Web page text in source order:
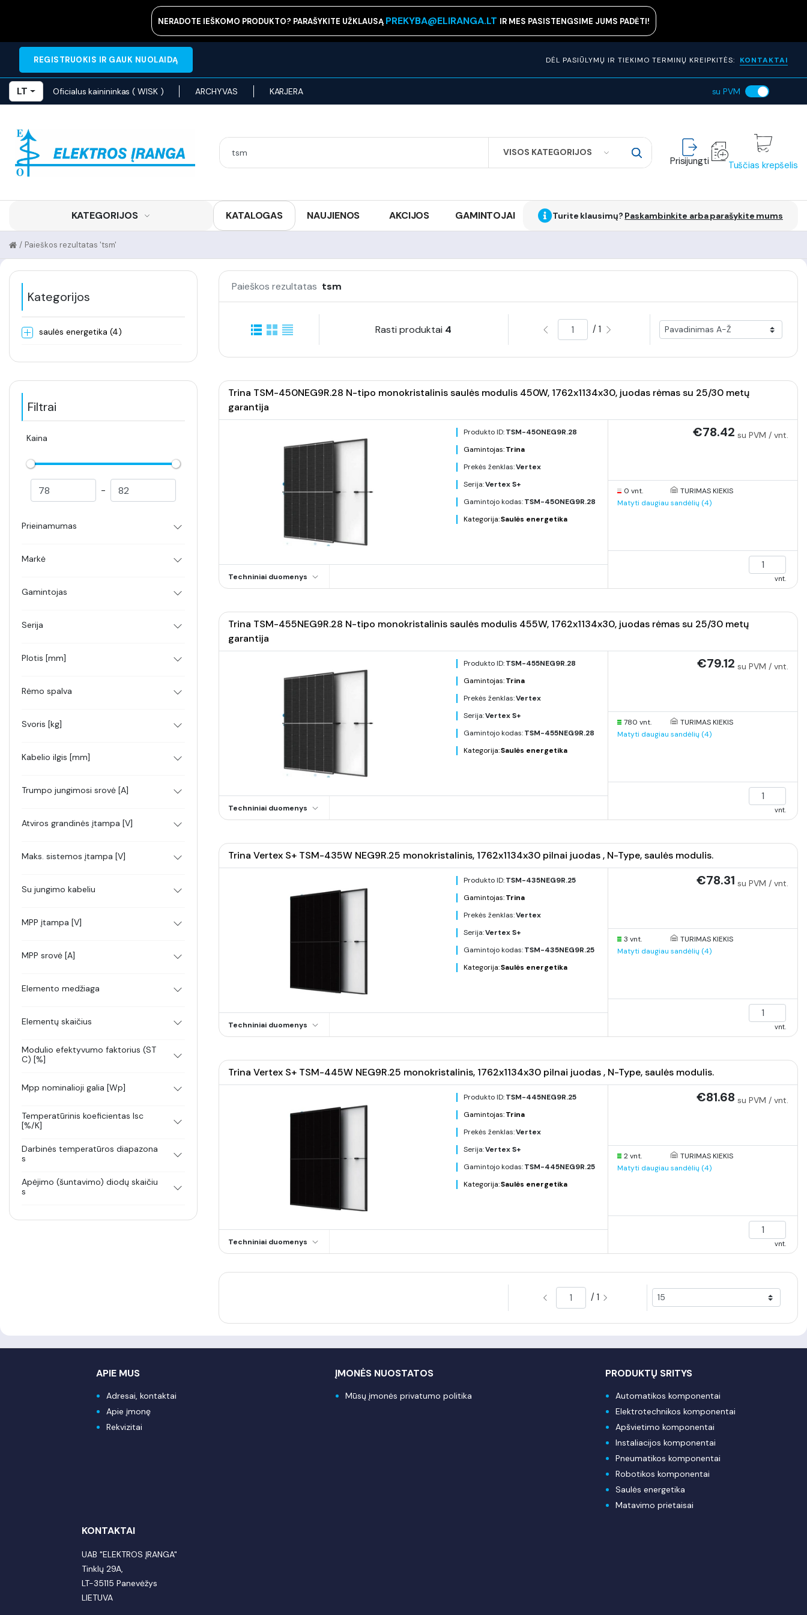
NERADOTE IEŠKOMO PRODUKTO? PARAŠYKITE UŽKLAUSĄ PREKYBA@ELIRANGA.LT IR MES PASISTENGSIME JUMS PADĖTI!
REGISTRUOKIS IR GAUK NUOLAIDĄ DĖL PASIŪLYMŲ IR TIEKIMO TERMINŲ KREIPKITĖS: KONTAKTAI
LT Oficialus kainininkas ( WISK ) ARCHYVAS KARJERA su PVM
VISOS KATEGORIJOS
SEARCH Prisijungti Tuščias krepšelis
KATEGORIJOS KATALOGAS NAUJIENOS AKCIJOS GAMINTOJAI Turite klausimų? Paskambinkite arba parašykite mums
Paieškos rezultatas 'tsm'
/
Kategorijos
saulės energetika (4)
Filtrai
Kaina
-
Prieinamumas
Markė
Gamintojas
Serija
Plotis [mm]
Rėmo spalva
Svoris [kg]
Kabelio ilgis [mm]
Trumpo jungimosi srovė [A]
Atviros grandinės įtampa [V]
Maks. sistemos įtampa [V]
Su jungimo kabeliu
MPP įtampa [V]
MPP srovė [A]
Elemento medžiaga
Elementų skaičius
Modulio efektyvumo faktorius (ST
C) [%]
Mpp nominalioji galia [Wp]
Temperatūrinis koeficientas Isc
[%/K]
Darbinės temperatūros diapazona
s
Apėjimo (šuntavimo) diodų skaičiu
s
Paieškos rezultatas tsm
Rasti produktai 4 / 1
Trina TSM-450NEG9R.28 N-tipo monokristalinis saulės modulis 450W, 1762x1134x30, juodas rėmas su 25/30 metų
garantija
Produkto ID: TSM-450NEG9R.28
Gamintojas: Trina
Prekės ženklas:Vertex
Serija:Vertex S+
Gamintojo kodas: TSM-450NEG9R.28
Kategorija:Saulės energetika
Techniniai duomenys
€78.42 su PVM / vnt.
0 vnt.
TURIMAS KIEKIS
Matyti daugiau sandėlių (4)
vnt.
Trina TSM-455NEG9R.28 N-tipo monokristalinis saulės modulis 455W, 1762x1134x30, juodas rėmas su 25/30 metų
garantija
Produkto ID: TSM-455NEG9R.28
Gamintojas: Trina
Prekės ženklas:Vertex
Serija:Vertex S+
Gamintojo kodas: TSM-455NEG9R.28
Kategorija:Saulės energetika
Techniniai duomenys
€79.12 su PVM / vnt.
780 vnt.
TURIMAS KIEKIS
Matyti daugiau sandėlių (4)
vnt.
Trina Vertex S+ TSM-435W NEG9R.25 monokristalinis, 1762x1134x30 pilnai juodas , N-Type, saulės modulis.
Produkto ID: TSM-435NEG9R.25
Gamintojas: Trina
Prekės ženklas:Vertex
Serija:Vertex S+
Gamintojo kodas: TSM-435NEG9R.25
Kategorija:Saulės energetika
Techniniai duomenys
€78.31 su PVM / vnt.
3 vnt.
TURIMAS KIEKIS
Matyti daugiau sandėlių (4)
vnt.
Trina Vertex S+ TSM-445W NEG9R.25 monokristalinis, 1762x1134x30 pilnai juodas , N-Type, saulės modulis.
Produkto ID: TSM-445NEG9R.25
Gamintojas: Trina
Prekės ženklas:Vertex
Serija:Vertex S+
Gamintojo kodas: TSM-445NEG9R.25
Kategorija:Saulės energetika
Techniniai duomenys
€81.68 su PVM / vnt.
2 vnt.
TURIMAS KIEKIS
Matyti daugiau sandėlių (4)
vnt.
/ 1
APIE MUS
Adresai, kontaktai
Apie įmonę
Rekvizitai
ĮMONĖS NUOSTATOS
Mūsų įmonės privatumo politika
PRODUKTŲ SRITYS
Automatikos komponentai
Elektrotechnikos komponentai
Apšvietimo komponentai
Instaliacijos komponentai
Pneumatikos komponentai
Robotikos komponentai
Saulės energetika
Matavimo prietaisai
KONTAKTAI
UAB "ELEKTROS ĮRANGA"
Tinklų 29A,
LT-35115 Panevėžys
LIETUVA